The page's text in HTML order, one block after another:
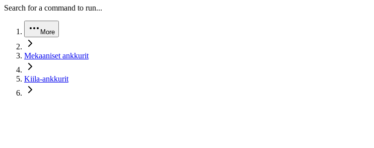
Search for a command to run...
More
Mekaaniset ankkurit
Kiila-ankkurit